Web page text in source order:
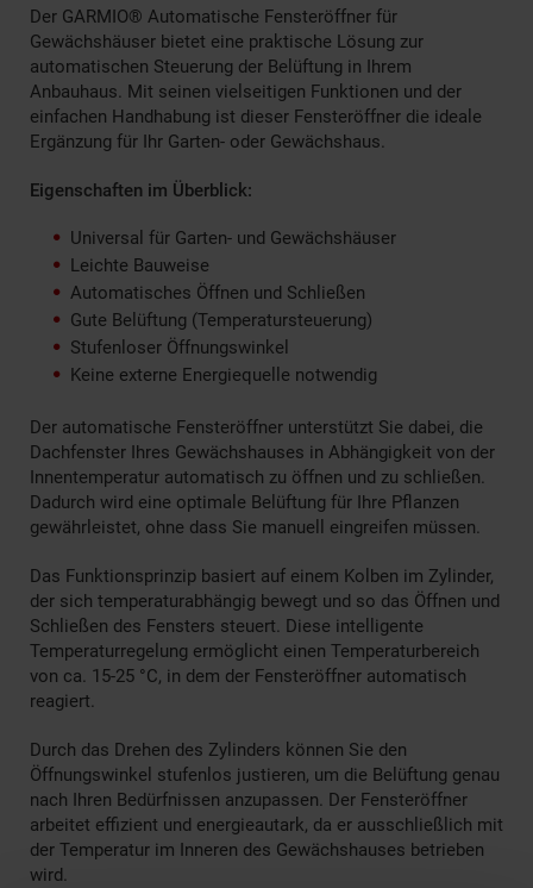
Der GARMIO® Automatische Fensteröffner für
Gewächshäuser bietet eine praktische Lösung zur
automatischen Steuerung der Belüftung in Ihrem
Anbauhaus. Mit seinen vielseitigen Funktionen und der
einfachen Handhabung ist dieser Fensteröffner die ideale
Ergänzung für Ihr Garten- oder Gewächshaus.
Eigenschaften im Überblick:
Universal für Garten- und Gewächshäuser
Leichte Bauweise
Automatisches Öffnen und Schließen
Gute Belüftung (Temperatursteuerung)
Stufenloser Öffnungswinkel
Keine externe Energiequelle notwendig
Der automatische Fensteröffner unterstützt Sie dabei, die
Dachfenster Ihres Gewächshauses in Abhängigkeit von der
Innentemperatur automatisch zu öffnen und zu schließen.
Dadurch wird eine optimale Belüftung für Ihre Pflanzen
gewährleistet, ohne dass Sie manuell eingreifen müssen.
Das Funktionsprinzip basiert auf einem Kolben im Zylinder,
der sich temperaturabhängig bewegt und so das Öffnen und
Schließen des Fensters steuert. Diese intelligente
Temperaturregelung ermöglicht einen Temperaturbereich
von ca. 15-25 °C, in dem der Fensteröffner automatisch
reagiert.
Durch das Drehen des Zylinders können Sie den
Öffnungswinkel stufenlos justieren, um die Belüftung genau
nach Ihren Bedürfnissen anzupassen. Der Fensteröffner
arbeitet effizient und energieautark, da er ausschließlich mit
der Temperatur im Inneren des Gewächshauses betrieben
wird.